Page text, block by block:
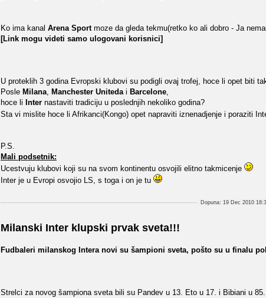
Ko ima kanal Arena Sportmoze da gleda tekmu(retko ko ali dobro - Ja
[Link mogu videti samo ulogovani korisnici]
U proteklih 3 godina Evropski klubovi su podigli ovaj trofej, hoce li opet biti
Posle Milana, Manchester Unitedai Barcelone,
hoce li Inter nastaviti tradiciju u poslednjih nekoliko godina?
Sta vi mislite hoce li Afrikanci(Kongo) opet napraviti iznenadjenje i poraziti
P.S.
Mali podsetnik:
Ucestvuju klubovi koji su na svom kontinentu osvojili elitno takmicenje
Inter je u Evropi osvojio LS, s toga i on je tu
Dopuna: 19 Dec 2010
Milanski Inter klupski prvak sveta!!!
Fudbaleri milanskog Intera novi su šampioni sveta, pošto su u finalu
Strelci za novog šampiona sveta bili su Pandev u 13. Eto u 17. i Bibiani u